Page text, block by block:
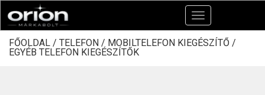
Toggle
navigation
FŐOLDAL / TELEFON / MOBILTELEFON KIEGÉSZÍTŐ /
EGYÉB TELEFON KIEGÉSZÍTŐK